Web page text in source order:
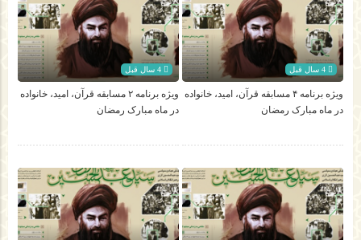
4 سال قبل
ویژه برنامه ۴ مسابقه قرآن، امید، خانواده
در ماه مبارک رمضان
ویژه برنامه ۲ مسابقه قرآن، امید، خانواده
در ماه مبارک رمضان